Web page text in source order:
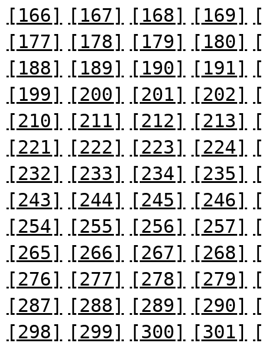
[166]
[167] [168] [169]
[177]
[178] [179] [180]
[188]
[189] [190] [191]
[199]
[200] [201] [202]
[210]
[211] [212] [213]
[221]
[222] [223] [224]
[232]
[233] [234] [235]
[243]
[244] [245] [246]
[254]
[255] [256] [257]
[265]
[266] [267] [268]
[276]
[277] [278] [279]
[287]
[288] [289] [290]
[298]
[299] [300] [301]